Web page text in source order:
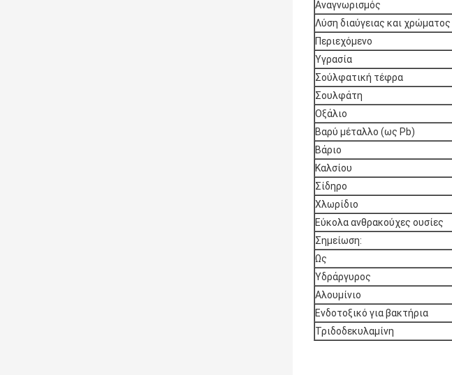
Αναγνωρισμός
Λύση διαύγειας και χρώματος
Περιεχόμενο
Υγρασία
Σούλφατική τέφρα
Σουλφάτη
Οξάλιο
Βαρύ μέταλλο (ως Pb)
Βάριο
Καλσίου
Σίδηρο
Χλωρίδιο
Εύκολα ανθρακούχες ουσίες
Σημείωση:
Ως
Υδράργυρος
Αλουμίνιο
Ενδοτοξικό για βακτήρια
Τριδοδεκυλαμίνη